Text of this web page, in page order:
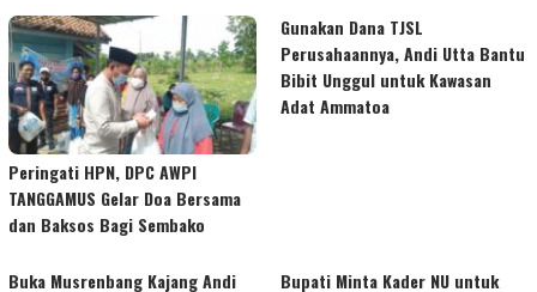
Peringati HPN, DPC AWPI
TANGGAMUS Gelar Doa Bersama
dan Baksos Bagi Sembako
Gunakan Dana TJSL
Perusahaannya, Andi Utta Bantu
Bibit Unggul untuk Kawasan
Adat Ammatoa
Buka Musrenbang Kajang Andi Bupati Minta Kader NU untuk